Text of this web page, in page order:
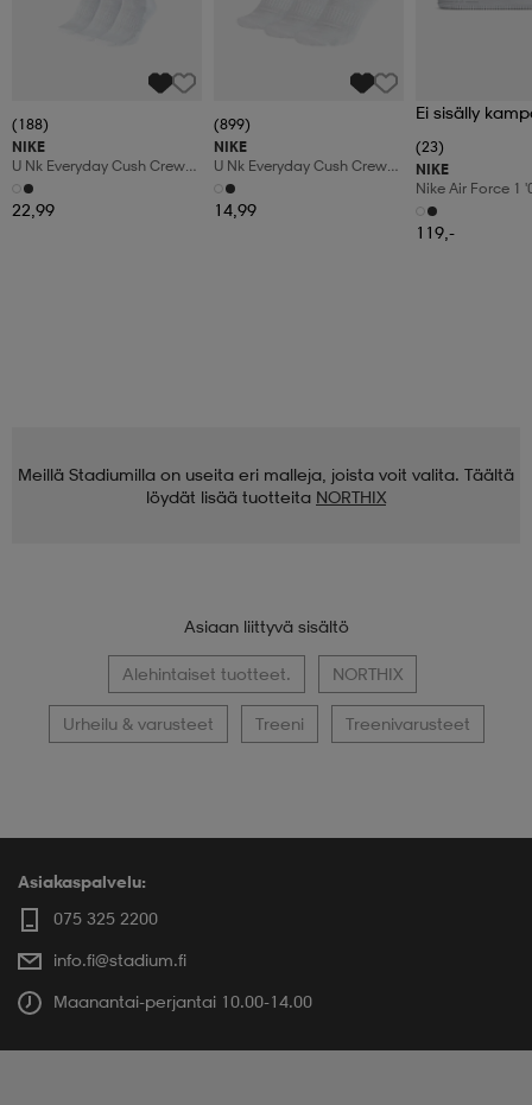
(188)
NIKE
U Nk Everyday Cush Crew
6pr-Bd
22,99
(899)
NIKE
U Nk Everyday Cush Crew
3pr
14,99
Ei sisälly
(23)
NIKE
Nike Air Force 1
Shoes
119,-
Meillä Stadiumilla on useita eri malleja, joista voit valita. Täältä
löydät lisää tuotteita NORTHIX
Asiaan liittyvä sisältö
Alehintaiset tuotteet. NORTHIX
Urheilu & varusteet Treeni Treenivarusteet
Asiakaspalvelu:
075 325 2200
info.fi@stadium.fi
Maanantai-perjantai 10.00-14.00